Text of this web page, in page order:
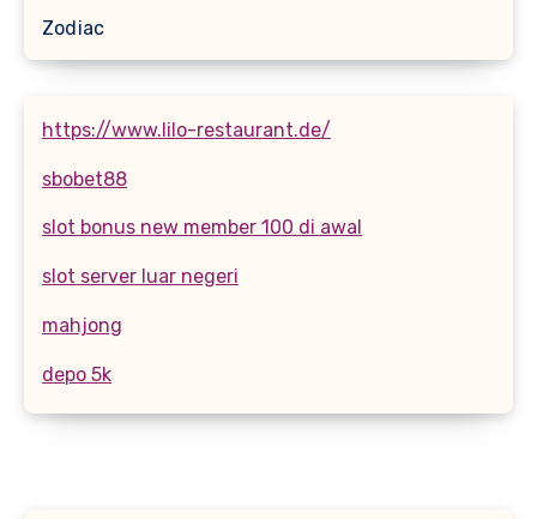
Zodiac
https://www.lilo-restaurant.de/
sbobet88
slot bonus new member 100 di awal
slot server luar negeri
mahjong
depo 5k